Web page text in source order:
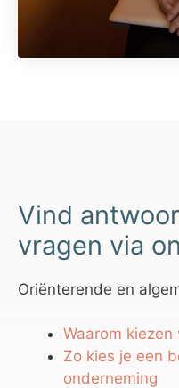
Vind
vragen via
Oriënterende en
Waarom
Zo kies je een
onderneming